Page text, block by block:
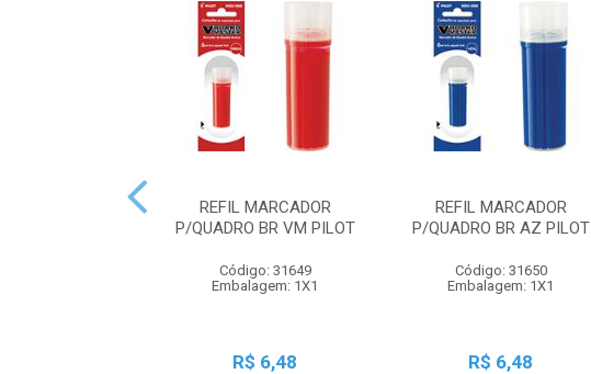
REFIL MARCADOR
P/QUADRO BR VM PILOT
Código: 31649
Embalagem: 1X1
R$ 6,48
REFIL MARCADOR
P/QUADRO BR AZ PILOT
Código: 31650
Embalagem: 1X1
R$ 6,48